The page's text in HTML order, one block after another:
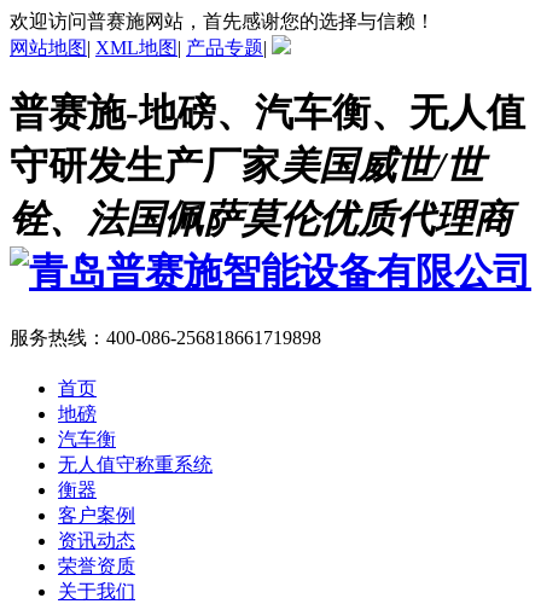
欢迎访问普赛施网站，首先感谢您的选择与信赖！
网站地图| XML地图| 产品专题|
普赛施-地磅、汽车衡、无人值
守研发生产厂家美国威世/世
铨、法国佩萨莫伦优质代理商
服务热线： 400-086-256818661719898
首页
地磅
汽车衡
无人值守称重系统
衡器
客户案例
资讯动态
荣誉资质
关于我们